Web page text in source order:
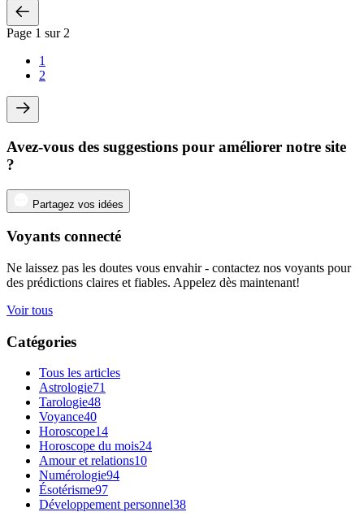
Page 1 sur 2
1
2
Avez-vous des suggestions pour améliorer notre site
?
Partagez vos idées
Voyants connecté
Ne laissez pas les doutes vous envahir - contactez nos voyants pour
des prédictions claires et fiables. Appelez dès maintenant!
Voir tous
Catégories
Tous les articles
Astrologie71
Tarologie48
Voyance40
Horoscope14
Horoscope du mois24
Amour et relations10
Numérologie94
Ésotérisme97
Développement personnel38